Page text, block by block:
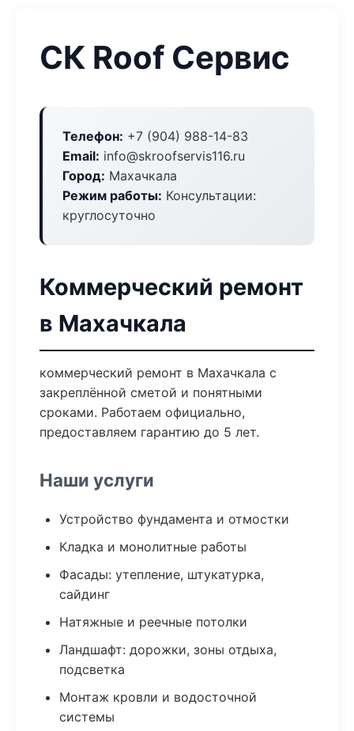
СК Roof Сервис
Телефон: +7 (904) 988-14-83
Email: info@skroofservis116.ru
Город: Махачкала
Режим работы: Консультации:
круглосуточно
Коммерческий ремонт
в Махачкала
коммерческий ремонт в Махачкала с
закреплённой сметой и понятными
сроками. Работаем официально,
предоставляем гарантию до 5 лет.
Наши услуги
Устройство фундамента и отмостки
Кладка и монолитные работы
Фасады: утепление, штукатурка,
сайдинг
Натяжные и реечные потолки
Ландшафт: дорожки, зоны отдыха,
подсветка
Монтаж кровли и водосточной
системы